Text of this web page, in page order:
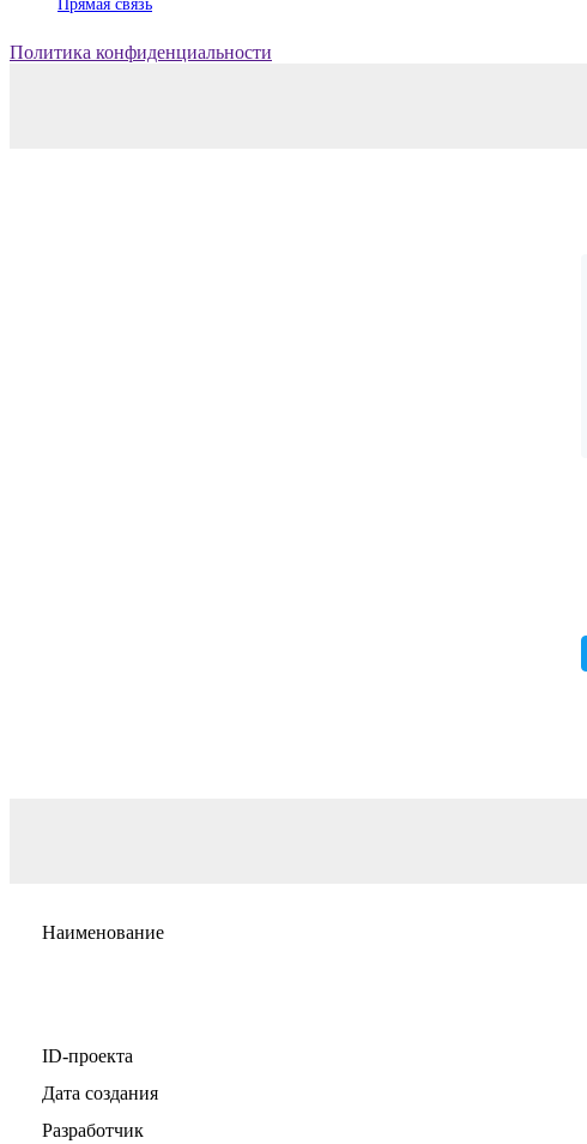
Прямая связь
Политика конфиденциальности
Наименование
ID-проекта
Дата создания
Разработчик